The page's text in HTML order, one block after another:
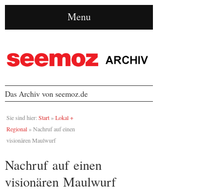
Menu
Das Archiv von seemoz.de
Sie sind hier: Start » Lokal +
Regional » Nachruf auf einen
visionären Maulwurf
Nachruf auf einen
visionären Maulwurf